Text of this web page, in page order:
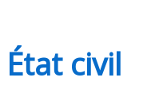
État civil